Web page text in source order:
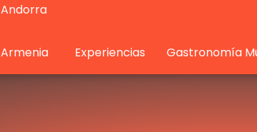
Andorra
Armenia Experiencias Gastronomía